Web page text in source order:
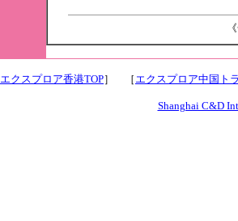
エクスプロア香港TOP］ ［ エクスプロア中国ト
Shanghai C&D